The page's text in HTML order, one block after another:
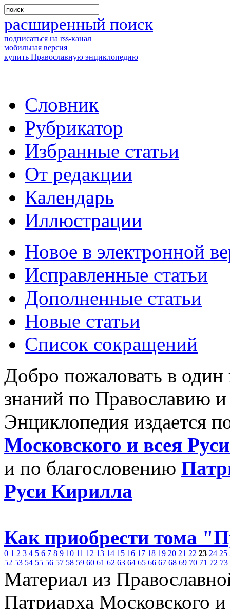
расширенный поиск
подписаться на rss-канал
мобильная версия
купить Православную энциклопедию
Словник
Рубрикатор
Избранные статьи
От редакции
Календарь
Иллюстрации
Новое в электронной
Исправленные статьи
Дополненные статьи
Новые статьи
Список сокращений
Добро пожаловать в
знаний по Православию
Энциклопедия издается
Московского и всея
и по благословению
Руси Кирилла
Как приобрести тома
0 1 2 3 4 5 6 7 8 9 10 11 12 13 14 15 16 17 18 19 20 21 22 23 24 25
52 53 54 55 56 57 58 59 60 61 62 63 64 65 66 67 68 69 70 71 72 73
Материал из
Патриарха Московского